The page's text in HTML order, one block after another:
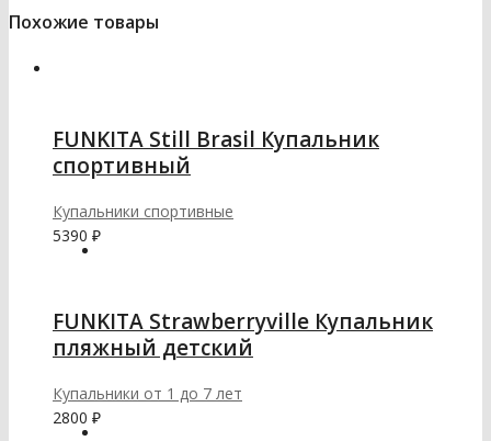
Похожие товары
FUNKITA Still Brasil Купальник
спортивный
Купальники спортивные
5390 ₽
FUNKITA Strawberryville Купальник
пляжный детский
Купальники от 1 до 7 лет
2800 ₽